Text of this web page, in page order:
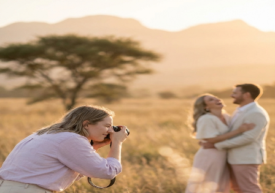
Trou Idees
WelkomTerug
Teken hier in.
E-pos Adres
WagwoordVergeet?
Teken In
Nog nie 'n lid nie? Registreer hier